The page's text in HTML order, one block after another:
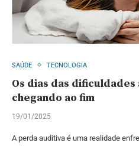
SAÚDE TECNOLOGIA
Os dias das
chegando ao fim
19/01/2025
A perda auditiva é uma realidade